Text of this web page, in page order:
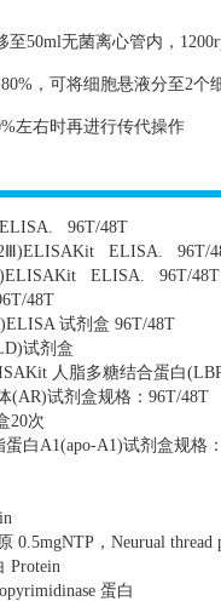
50ml无菌离心管内，
，可将细胞悬液分至2
左右时再进行传代操作
ELISA.
96T/48T
)ELISAKit ELISA.
96T/
ELISA.
96T/48T
48T
试剂盒 96T/48T
试剂盒
人脂多糖结合蛋白
(AR)试剂盒规格： 96T/48T
20次
蛋白A1(apo-A1)试剂盒规格
0.5mgNTP ， Neurual thread
Protein
蛋白